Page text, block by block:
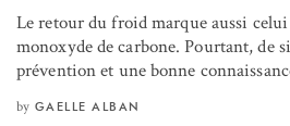
Le retour du froid marque aussi
monoxyde de carbone. Pourtant, de
prévention et une bonne
by GAELLE ALBAN